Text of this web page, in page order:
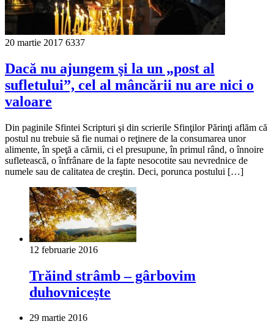
20 martie 2017 6337
Dacă nu ajungem şi la un „post al
sufletului”, cel al mâncării nu are nici o
valoare
Din paginile Sfintei Scripturi şi din scrierile Sfinţilor Părinţi aflăm că
postul nu trebuie să fie numai o reţinere de la consumarea unor
alimente, în speţă a cărnii, ci el presupune, în primul rând, o înnoire
sufletească, o înfrânare de la fapte nesocotite sau nevrednice de
numele sau de calitatea de creştin. Deci, porunca postului […]
12 februarie 2016
Trăind strâmb – gârbovim
duhovnicește
29 martie 2016